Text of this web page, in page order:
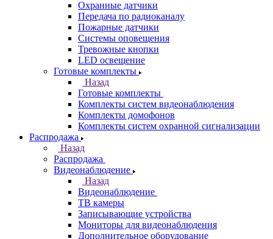
Охранные датчики
Передача по радиоканалу
Пожарные датчики
Системы оповещения
Тревожные кнопки
LED освещение
Готовые комплекты
Назад
Готовые комплекты
Комплекты систем видеонаблюдения
Комплекты домофонов
Комплекты систем охранной сигнализации
Распродажа
Назад
Распродажа
Видеонаблюдение
Назад
Видеонаблюдение
ТВ камеры
Записывающие устройства
Мониторы для видеонаблюдения
Дополнительное оборудование